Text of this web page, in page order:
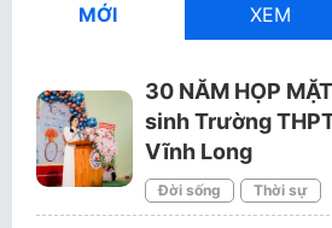
MỚI XEM
30 NĂM HỌP
sinh Trường
Vĩnh Long
Đời sống Thời sự